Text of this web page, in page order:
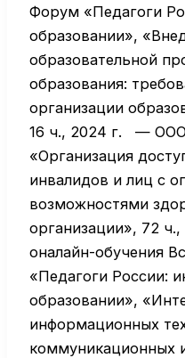
Форум «Педагоги
образовании»,
образовательной
образования:
организации
16 ч., 2024 г. —
«Организация
инвалидов и лиц с
возможностями
организации», 72
оналайн-обучения
«Педагоги России:
образовании»,
информационных
коммуникационных